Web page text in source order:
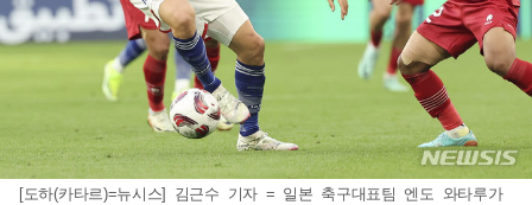
[도하(카타르)=뉴시스] 김근수 기자 = 일본 축구대표팀 엔도 와타루가